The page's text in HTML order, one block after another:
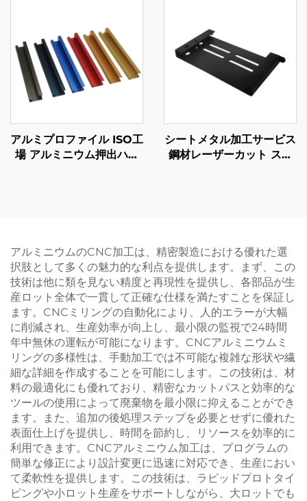
アルミプロファイル ISO工
場 アルミニウム押出ハン
シートメタル加工サービス
鋼材レーザーカット スタ
アルミニウムのCNC加工は、精密製造における優れた選
択肢として多くの魅力的な利点を提供します。まず、この
技術は他に類を見ない精度と再現性を提供し、各部品が生
産ロット全体で一貫して正確な仕様を満たすことを保証し
ます。CNCミリングの自動化により、人的エラーが大幅
に削減され、生産効率が向上し、最小限の監視で24時間
年中無休の運転が可能になります。CNCアルミニウムミ
リングの多様性は、手動加工では不可能な複雑な形状や繊
細な詳細を作成することを可能にします。この技術は、材
料の最適化にも優れており、精密なカットパスと効率的な
ツールの使用によって廃棄物を最小限に抑えることができ
ます。また、追加の後処理ステップを必要とせずに優れた
表面仕上げを提供し、時間を節約し、リソースを効率的に
利用できます。CNCアルミニウム加工は、プログラムの
簡単な修正により設計変更に迅速に対応でき、生産におい
て柔軟性を提供します。この技術は、ラピッドプロトタイ
ピングや小ロット生産をサポートしながら、大ロットでも